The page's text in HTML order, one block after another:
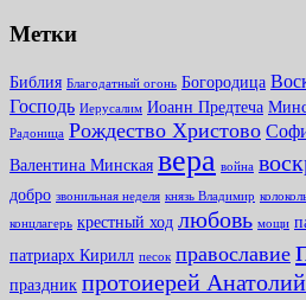
Метки
Библия Благодатный огонь Богородица
Господь Иерусалим Иоанн Предтеча
Радоница Рождество Христово
Валентина Минская вера война
добро звонильная неделя князь Владимир
концлагерь крестный ход любовь мощи
патриарх Кирилл песок православие
праздник протоиерей